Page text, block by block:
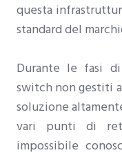
questa
standard del
Durante le fasi
switch non gestiti
soluzione
vari punti di
impossibile